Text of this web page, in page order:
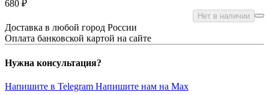
680 ₽
Нет в наличии
Доставка в любой город России
Оплата банковской картой на сайте
Нужна консультация?
Напишите в Telegram Напишите нам на Max